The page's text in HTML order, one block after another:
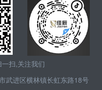
一扫,关注我们
武进区横林镇长虹东路18号